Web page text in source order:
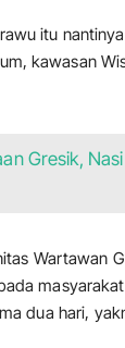
itu
kawasan
Gresik,
Wartawan
dua hari,